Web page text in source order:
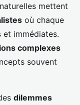
mettent
où chaque
et immédiates.
complexes
souvent
dilemmes